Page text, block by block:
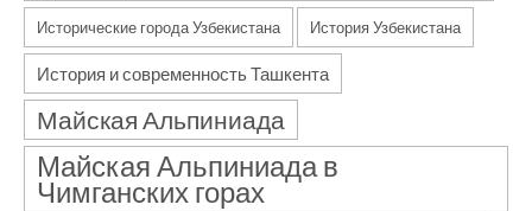
Исторические города Узбекистана История Узбекистана
История и современность Ташкента
Майская Альпиниада
Майская Альпиниада в
Чимганских горах